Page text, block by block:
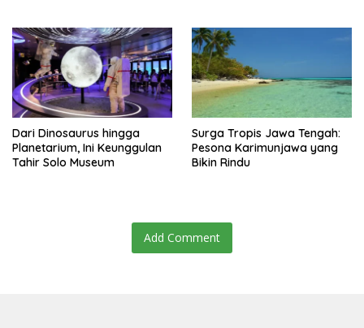
Dari Dinosaurus hingga
Planetarium, Ini Keunggulan
Tahir Solo Museum
Surga Tropis Jawa Tengah:
Pesona Karimunjawa yang
Bikin Rindu
Add Comment